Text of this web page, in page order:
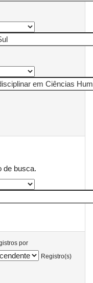
de busca.
por
Registro(s)